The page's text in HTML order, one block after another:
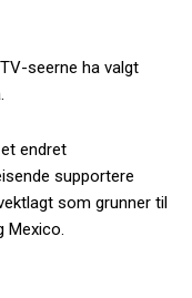
seerne ha valgt
endret
supportere
som grunner til
Mexico.